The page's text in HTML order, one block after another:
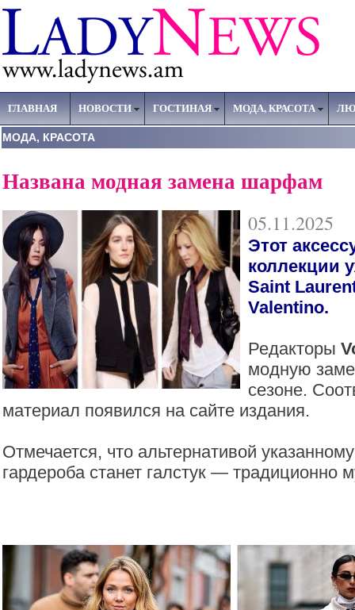
ГЛАВНАЯ НОВОСТИ ГОСТИНАЯ МОДА, КРАСОТА
МОДА, КРАСОТА
Названа модная замена шарфам
05.11.2025
Этот
коллекции
Saint
Valentino.
Редакторы
модную
сезоне.
материал появился на сайте издания.
Отмечается, что альтернативой
гардероба станет галстук — традиционно